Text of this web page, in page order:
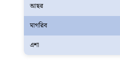
আছর
মাগরিব
এশা